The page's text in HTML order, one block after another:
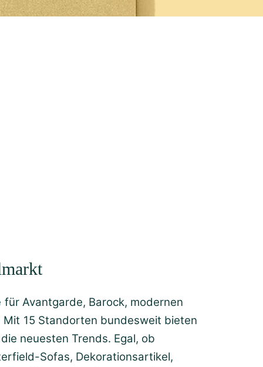
Avantgarde, Barock, modernen
15 Standorten bundesweit bieten
neuesten Trends. Egal, ob
Sofas, Dekorationsartikel,